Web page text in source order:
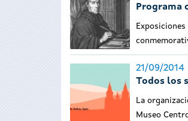
Programa
21/09/2014
Todos los
La
Museo